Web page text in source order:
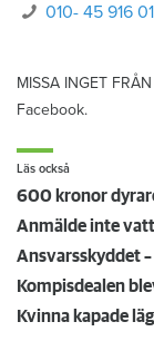
010- 45 916 01
MISSA INGET
Facebook.
Läs också
600 kronor
Ansvarsskyddet